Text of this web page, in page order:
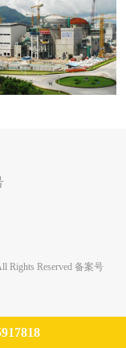
核电行业
Rights Reserved 备案号